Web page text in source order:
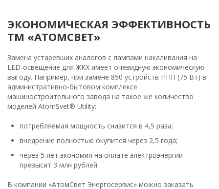
ЭКОНОМИЧЕСКАЯ ЭФФЕКТИВНОСТЬ
ТМ «АТОМСВЕТ»
Замена устаревших аналогов с лампами накаливания на
LED-освещение для ЖКХ имеет очевидную экономическую
выгоду. Например, при замене 850 устройств НПП (75 Вт) в
административно-бытовом комплексе
машиностроительного завода на такое же количество
моделей AtomSvet® Utility:
потребляемая мощность снизится в 4,5 раза;
внедрение полностью окупится через 2,5 года;
через 5 лет экономия на оплате электроэнергии
превысит 3 млн рублей.
В компании «АтомСвет Энергосервис» можно заказать